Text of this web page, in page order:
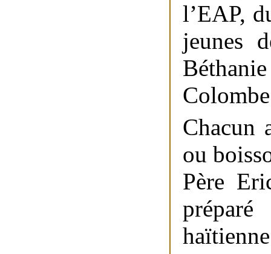
l’EAP,
jeunes
Chacun
ou
Père